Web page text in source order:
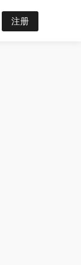
注册